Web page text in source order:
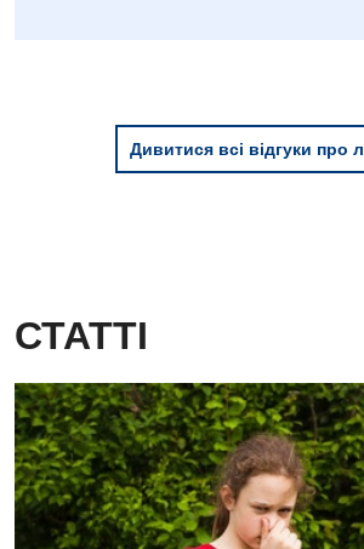
Дивитися всі відгуки про
СТАТТІ